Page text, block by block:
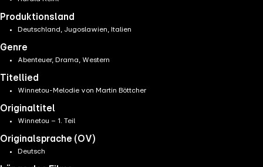
Produktionsland
Deutschland, Jugoslawien, Italien
Genre
Abenteuer, Drama, Western
Titellied
Winnetou-Melodie von Martin Böttcher
Originaltitel
Winnetou – 1. Teil
Originalsprache (OV)
Deutsch